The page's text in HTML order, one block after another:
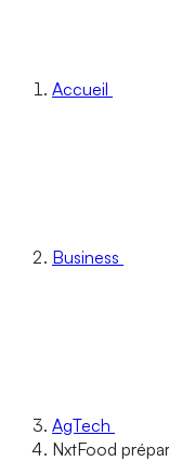
Accueil
Business
AgTech
NxtFood